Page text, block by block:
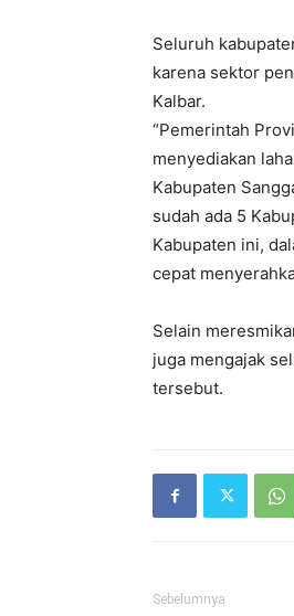
Seluruh
karena sektor
Kalbar.
“Pemerintah
menyediakan
Kabupaten
sudah ada 5
Kabupaten ini,
cepat
Selain
juga mengajak
tersebut.
Sebelumnya